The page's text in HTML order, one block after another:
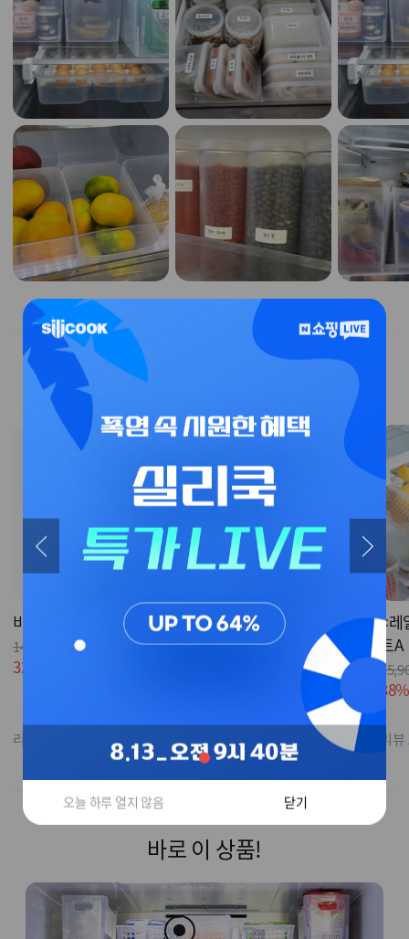
비닐쏙 픽미 5개_화이트
14,500원
32%
리뷰 933
발각질제거기
21,000원
리뷰 26
<레
트A
리
바로 이 상품!
오늘 하루 열지 않음 닫기